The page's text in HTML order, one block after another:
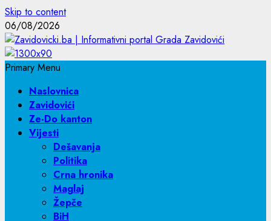
Skip to content
06/08/2026
Primary Menu
Naslovnica
Zavidovići
Ze-Do kanton
Vijesti
Dešavanja
Politika
Crna hronika
Maglaj
Žepče
BiH